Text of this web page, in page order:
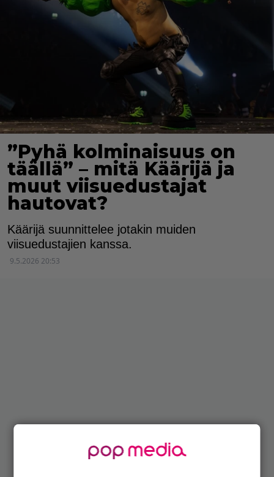
”Pyhä kolminaisuus on
täällä” – mitä Käärijä ja
muut viisuedustajat
hautovat?
Käärijä suunnittelee jotakin muiden
viisuedustajien kanssa.
9.5.2026 20:53